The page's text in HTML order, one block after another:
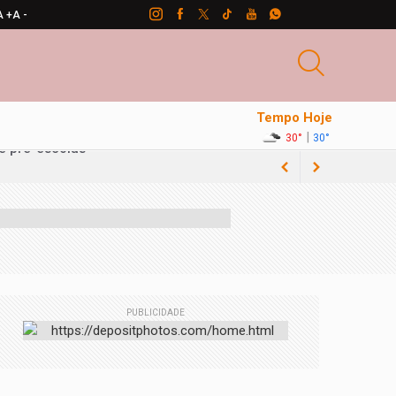
+A -
Tempo Hoje
30° 30°
PUBLICIDADE